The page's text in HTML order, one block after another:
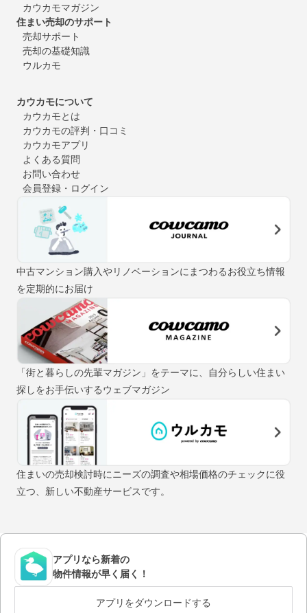
カウカモマガジン
住まい売却のサポート
売却サポート
売却の基礎知識
ウルカモ
カウカモについて
カウカモとは
カウカモの評判・口コミ
カウカモアプリ
よくある質問
お問い合わせ
会員登録・ログイン
中古マンション購入やリノベーションにまつわるお役立ち情報
を定期的にお届け
「街と暮らしの先輩マガジン」をテーマに、自分らしい住まい
探しをお手伝いするウェブマガジン
住まいの売却検討時にニーズの調査や相場価格のチェックに役
立つ、新しい不動産サービスです。
アプリなら新着の
物件情報が早く届く！
アプリをダウンロードする